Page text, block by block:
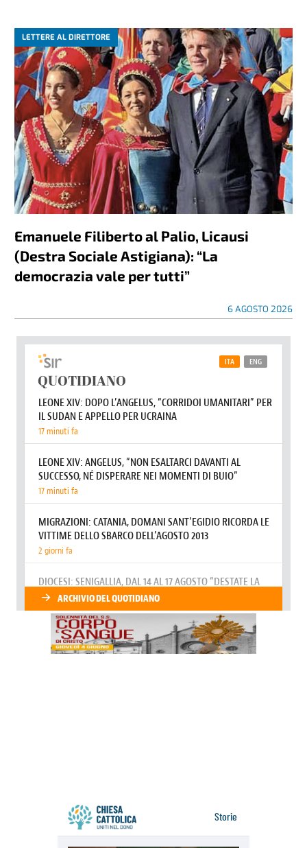
LETTERE AL DIRETTORE
Emanuele Filiberto al Palio, Licausi
(Destra Sociale Astigiana): “La
democrazia vale per tutti”
6 AGOSTO 2026